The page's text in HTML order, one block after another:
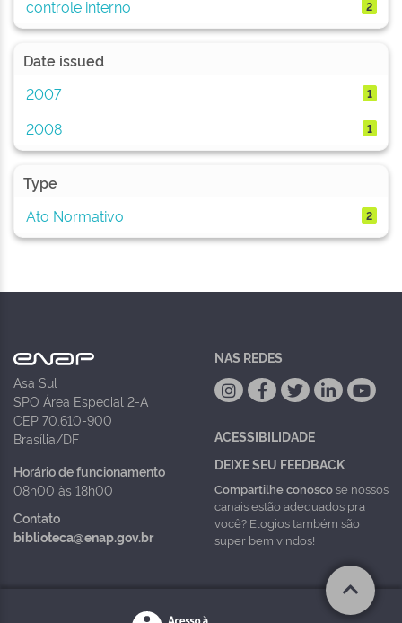
controle interno 2
Date issued
2007
1
2008 1
Type
Ato Normativo
2
Asa Sul
SPO Área Especial 2-A
CEP 70.610-900
Brasília/DF
Horário de funcionamento
08h00 às 18h00
Contato
biblioteca@enap.gov.br
NAS REDES
ACESSIBILIDADE
DEIXE SEU FEEDBACK
Compartilhe conoscose nossos
canais estão adequados pra
você? Elogios também são
super bem vindos!